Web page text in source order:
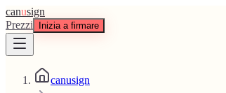
canusign
Prezzi
Inizia a firmare
canusign